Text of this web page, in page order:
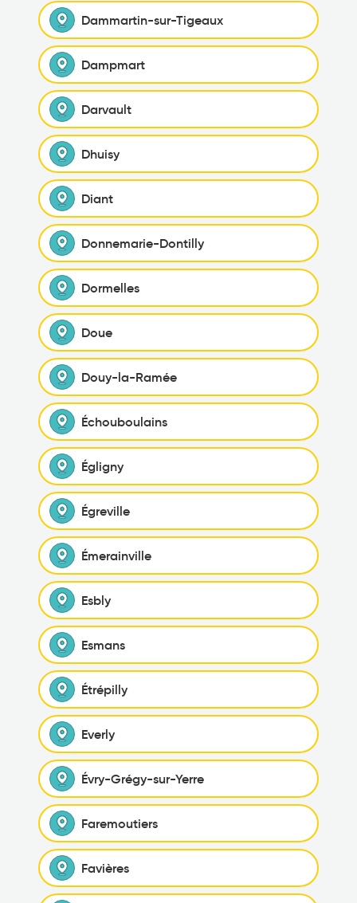
Dammartin-sur-Tigeaux
Dampmart
Darvault
Dhuisy
Diant
Donnemarie-Dontilly
Dormelles
Doue
Douy-la-Ramée
Échouboulains
Égligny
Égreville
Émerainville
Esbly
Esmans
Étrépilly
Everly
Évry-Grégy-sur-Yerre
Faremoutiers
Favières